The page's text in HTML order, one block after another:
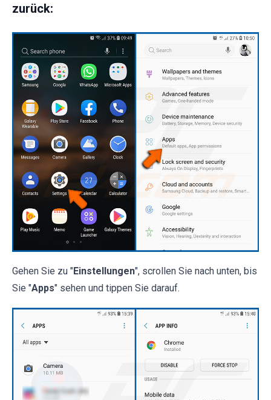
zurück:
Gehen Sie zu "Einstellungen", scrollen Sie nach unten, bis
Sie "Apps" sehen und tippen Sie darauf.